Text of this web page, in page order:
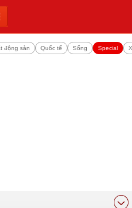
động sản Quốc tế Sống Special